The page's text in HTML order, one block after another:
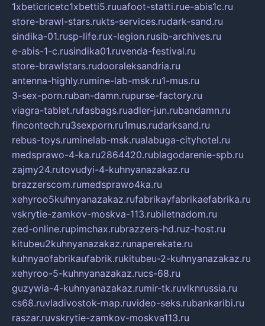
1xbeticricetc1xbetti5.ruuafoot-statti.rue-abis1c.ru
store-brawl-stars.rukts-services.rudark-sand.ru
sindika-01.rusp-life.rux-legion.rusib-archives.ru
e-abis-1-c.rusindika01.ruvenda-festival.ru
store-brawlstars.rudooraleksandria.ru
antenna-highly.rumine-lab-msk.ru1-mus.ru
3-sex-porn.ruban-damn.rupurse-factory.ru
viagra-tablet.rufasbags.ruadler-jun.rubandamn.ru
fincontech.ru3sexporn.ru1mus.rudarksand.ru
rebus-toys.ruminelab-msk.rualabuga-cityhotel.ru
medsprawo-4-ka.ru2864420.rublagodarenie-spb.ru
zajmy24.rutovudyi-4-kuhnyanazakaz.ru
brazzerscom.rumedsprawo4ka.ru
xehyroo5kuhnyanazakaz.rufabrikayfabrikaefabrika.ru
vskrytie-zamkov-moskva-113.rubiletnadom.ru
zed-online.rupimchax.rubrazzers-hd.ruz-host.ru
kitubeu2kuhnyanazakaz.runaperekate.ru
kuhnyaofabrikaufabrik.rukitubeu-2-kuhnyanazakaz.ru
xehyroo-5-kuhnyanazakaz.rucs-68.ru
guzywia-4-kuhnyanazakaz.rumir-tk.ruvlknrussia.ru
cs68.ruvladivostok-map.ruvideo-seks.rubankaribi.ru
raszar.ruvskrytie-zamkov-moskva113.ru